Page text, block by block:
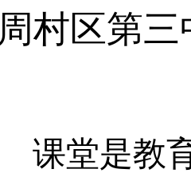
周村区第三
课堂是教